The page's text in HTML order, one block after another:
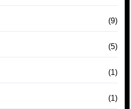
(9)
(5)
(1)
(1)